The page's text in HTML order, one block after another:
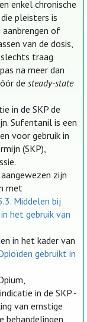
enkel chronische
pleisters is
aanbrengen of
van de dosis,
traag
na meer dan
desteady-state
in de SKP de
Sufentanil is een
voor gebruik in
(SKP),
zijn
met
Middelen bij
het gebruik van
in het kader van
gebruikt in
in de SKP -
van ernstige
behandelingen